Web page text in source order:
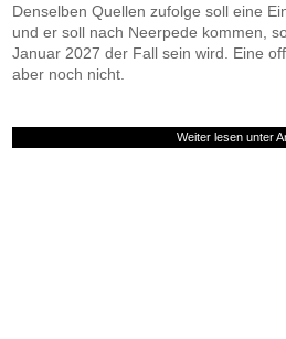
Denselben Quellen zufolge soll eine
und er soll nach Neerpede kommen,
Januar 2027 der Fall sein wird. Eine
aber noch nicht.
Weiter lesen unter